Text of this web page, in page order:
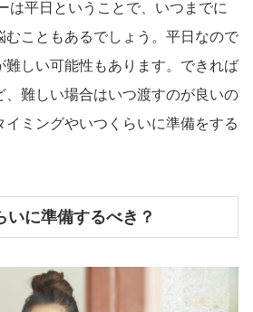
は平日ということで、いつまでに
むこともあるでしょう。平日なので
難しい可能性もあります。できれば
、難しい場合はいつ渡すのが良いの
ミングやいつくらいに準備をする
いに準備するべき？